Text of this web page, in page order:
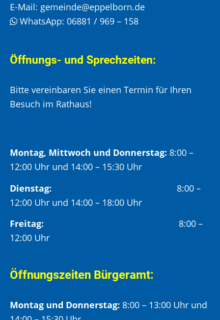
E-Mail: gemeinde@eppelborn.de
WhatsApp: 06881 / 969 – 158
Öffnungs- und Sprechzeiten:
Bitte vereinbaren Sie einen Termin für Ihren
Besuch im Rathaus!
Montag, Mittwoch und Donnerstag: 8:00 –
12:00 Uhr und 14:00 – 15:30 Uhr
Dienstag: 8:00 –
12:00 Uhr und 14:00 – 18:00 Uhr
Freitag:
8:00 –
12:00 Uhr
Öffnungszeiten Bürgeramt:
Montag und Donnerstag: 8:00 – 13:00 Uhr und